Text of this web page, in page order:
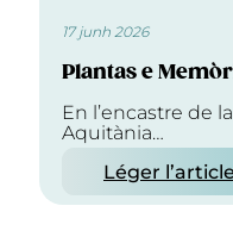
17 junh 2026
Plantas e
En l’encastre de
Aquitània…
Léger